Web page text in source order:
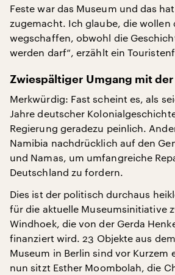
Feste war das Museum und das
zugemacht. Ich glaube, die wollen
wegschaffen, obwohl die
werden darf“, erzählt ein
Zwiespältiger Umgang mit
Merkwürdig: Fast scheint es, als
Jahre deutscher
Regierung geradezu peinlich.
Namibia nachdrücklich auf den
und Namas, um umfangreiche
Deutschland zu fordern.
Dies ist der politisch durchaus
für die aktuelle Museumsinitiative
Windhoek, die von der Gerda
finanziert wird. 23 Objekte aus
Museum in Berlin sind vor Kurzem
nun sitzt Esther Moombolah, die